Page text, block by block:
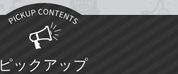
ピックアップ